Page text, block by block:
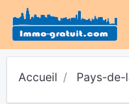
Accueil Pays-